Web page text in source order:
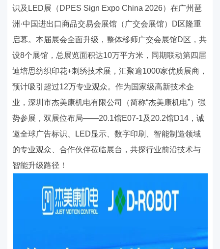
识及 LED展（ DPES Sign Expo China 2026）在广州琶
洲·中国进出口商品交易会展馆（广交会展馆）
D区隆重
启幕。本届展会全面升级，整体移师广交会展馆D区，共
设8个展馆，总展览面积达10万平方米，同期联动第四届
迪培思纺织印花+刺绣技术展，汇聚逾1000家优质展商，
预计吸引超过12万专业观众。作为国家级高新技术企
业，深圳市杰美康机电有限公司（简称“杰美康机电”）强
势参展，双展位布局——20.1馆E07-1及 20.2馆D14 ，诚
邀全球广告标识、
LED显示、数字印刷、智能制造领域
的专业观众、合作伙伴莅临展台，共探行业前沿技术与
智能升级路径！